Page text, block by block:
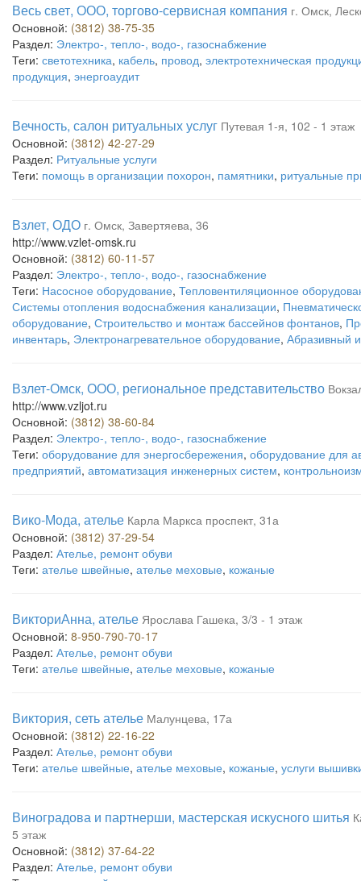
Весь свет, ООО, торгово-сервисная компания г. Омск,
Основной: (3812) 38-75-35
Раздел: Электро-, тепло-, водо-, газоснабжение
Теги: светотехника, кабель, провод, электротехническая
продукция, энергоаудит
Вечность, салон ритуальных услуг Путевая 1-я, 102 - 1 этаж
Основной: (3812) 42-27-29
Раздел: Ритуальные услуги
Теги: помощь в организации похорон, памятники, ритуальные
Взлет, ОДО г. Омск, Завертяева, 36
http://www.vzlet-omsk.ru
Основной: (3812) 60-11-57
Раздел: Электро-, тепло-, водо-, газоснабжение
Теги: Насосное оборудование, Тепловентиляционное
Системы отопления водоснабжения канализации,
оборудование, Строительство и монтаж бассейнов фонтанов,
инвентарь, Электронагревательное оборудование, Абразивный
Взлет-Омск, ООО, региональное представительство
http://www.vzljot.ru
Основной: (3812) 38-60-84
Раздел: Электро-, тепло-, водо-, газоснабжение
Теги: оборудование для энергосбережения, оборудование для
предприятий, автоматизация инженерных систем,
Вико-Мода, ателье Карла Маркса проспект, 31а
Основной: (3812) 37-29-54
Раздел: Ателье, ремонт обуви
Теги: ателье швейные, ателье меховые, кожаные
ВикториАнна, ателье Ярослава Гашека, 3/3 - 1 этаж
Основной: 8-950-790-70-17
Раздел: Ателье, ремонт обуви
Теги: ателье швейные, ателье меховые, кожаные
Виктория, сеть ателье Малунцева, 17а
Основной: (3812) 22-16-22
Раздел: Ателье, ремонт обуви
Теги: ателье швейные, ателье меховые, кожаные, услуги
Виноградова и партнерши, мастерская искусного шитья
5 этаж
Основной: (3812) 37-64-22
Раздел: Ателье, ремонт обуви